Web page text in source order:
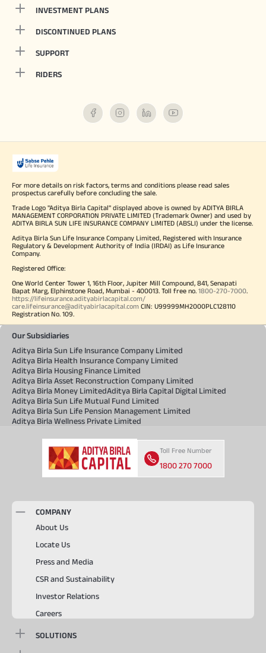
INVESTMENT PLANS
DISCONTINUED PLANS
SUPPORT
RIDERS
For more details on risk factors, terms and conditions please read sales
prospectus carefully before concluding the sale.
Trade Logo "Aditya Birla Capital" displayed above is owned by ADITYA BIRLA
MANAGEMENT CORPORATION PRIVATE LIMITED (Trademark Owner) and used by
ADITYA BIRLA SUN LIFE INSURANCE COMPANY LIMITED (ABSLI) under the license.
Aditya Birla Sun Life Insurance Company Limited, Registered with Insurance
Regulatory & Development Authority of India (IRDAI) as Life Insurance
Company.
Registered Office:
One World Center Tower 1, 16th Floor, Jupiter Mill Compound, 841, Senapati
Bapat Marg, Elphinstone Road, Mumbai - 400013. Toll free no. 1800-270-7000.
https://lifeinsurance.adityabirlacapital.com/
care.lifeinsurance@adityabirlacapital.com CIN: U99999MH2000PLC128110
Registration No. 109.
Our Subsidiaries
Aditya Birla Sun Life Insurance Company Limited
Aditya Birla Health Insurance Company Limited
Aditya Birla Housing Finance Limited
Aditya Birla Asset Reconstruction Company Limited
Aditya Birla Money LimitedAditya Birla Capital Digital Limited
Aditya Birla Sun Life Mutual Fund Limited
Aditya Birla Sun Life Pension Management Limited
Aditya Birla Wellness Private Limited
Toll Free Number
1800 270 7000
COMPANY
About Us
Locate Us
Press and Media
CSR and Sustainability
Investor Relations
Careers
SOLUTIONS